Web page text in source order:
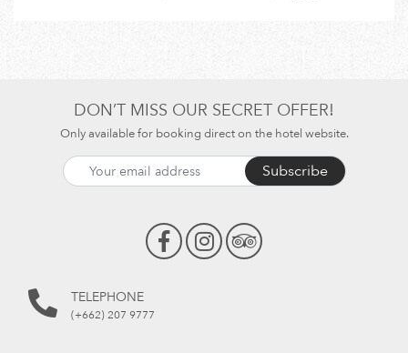
DON’T MISS OUR SECRET OFFER!
Only available for booking direct on the hotel website.
Subscribe
TELEPHONE
(+662) 207 9777